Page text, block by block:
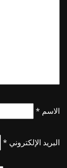
الاسم *
البريد الإلكتروني *